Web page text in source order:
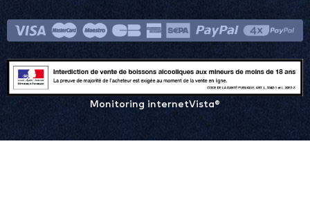
Monitoring internetVista®